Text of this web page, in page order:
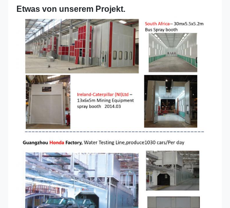
Etwas von unserem Projekt.